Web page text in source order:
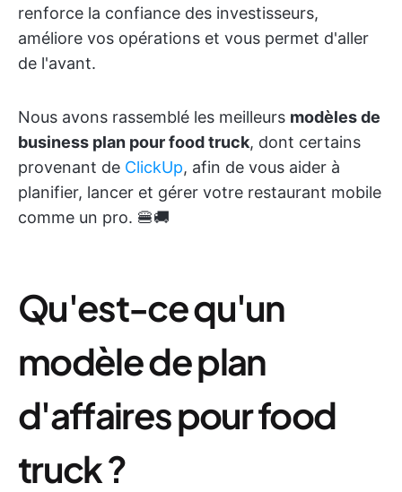
renforce la confiance des investisseurs,
améliore vos opérations et vous permet d'aller
de l'avant.
Nous avons rassemblé les meilleurs modèles de
business plan pour food truck, dont certains
provenant de ClickUp, afin de vous aider à
planifier, lancer et gérer votre restaurant mobile
comme un pro. 🍔🚚
Qu'est-ce qu'un
modèle de plan
d'affaires pour food
truck ?